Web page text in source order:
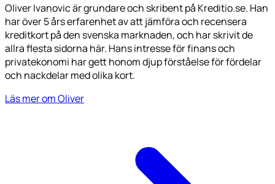
Oliver Ivanovic är grundare och skribent på Kreditio.se. Han
har över 5 års erfarenhet av att jämföra och recensera
kreditkort på den svenska marknaden, och har skrivit de
allra flesta sidorna här. Hans intresse för finans och
privatekonomi har gett honom djup förståelse för fördelar
och nackdelar med olika kort.
Läs mer om Oliver